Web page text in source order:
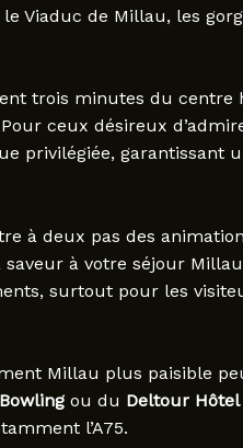
Viaduc de Millau, les
trois minutes du centre
ceux désireux
privilégiée, garantissant
à deux pas des
à votre séjour
surtout pour les
Millau plus paisible
ou du Deltour
l’A75.